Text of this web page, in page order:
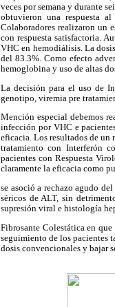
veces por semana y durante
obtuvieron una respuesta
Colaboradores realizaron un
con respuesta satisfactoria.
VHC en hemodiálisis. La
del 83.3%. Como efecto
hemoglobina y uso de altas
La decisión para el uso de
genotipo, viremia pre
Mención especial debemos
infección por VHC e
eficacia. Los resultados de
tratamiento con Interferón
pacientes con Respuesta
claramente la eficacia como
se asoció a rechazo agudo
séricos de ALT, sin
supresión viral e histología
Fibrosante Colestática en
seguimiento de los pacientes
dosis convencionales y bajar